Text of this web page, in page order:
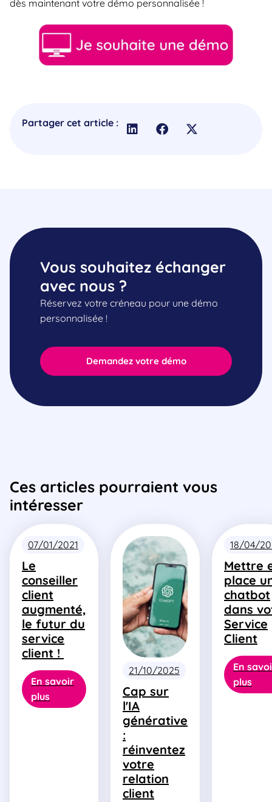
dès maintenant votre démo personnalisée !
Partager cet article :
Demandez votre démo
Vous souhaitez échanger
avec nous ?
Réservez votre créneau pour une démo
personnalisée !
Ces articles pourraient vous
intéresser
07/01/2021
Le
conseiller
client
augmenté,
le futur du
service
client !
En savoir
plus
21/10/2025
Cap sur
l'IA
générative
:
réinventez
votre
relation
client
18/04/
Mettre
place
chatbot
dans
Service
Client
En
plus